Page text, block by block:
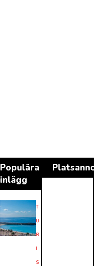
Populära
inlägg
T
U
R
I
S